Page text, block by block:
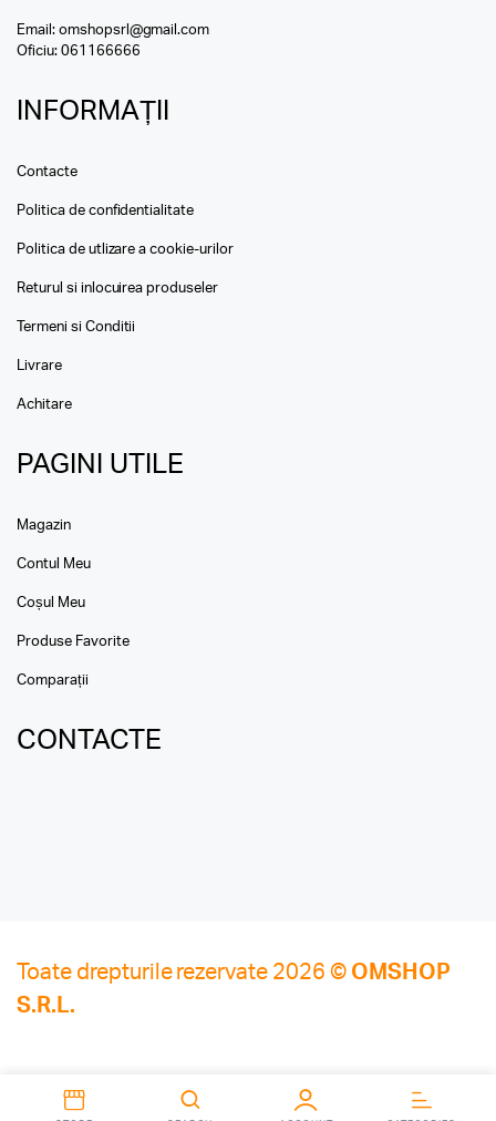
Email: omshopsrl@gmail.com
Oficiu: 061166666
INFORMAȚII
Contacte
Politica de confidentialitate
Politica de utlizare a cookie-urilor
Returul si inlocuirea produseler
Termeni si Conditii
Livrare
Achitare
PAGINI UTILE
Magazin
Contul Meu
Coșul Meu
Produse Favorite
Comparații
CONTACTE
Toate drepturile rezervate 2026 © OMSHOP
S.R.L.